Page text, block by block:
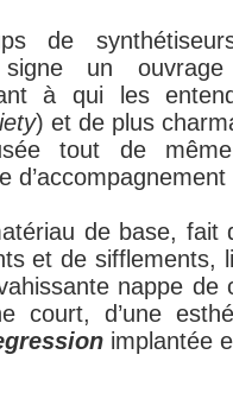
de
signe un
à qui les
) et de plus
tout de
d’accompagnement
de base, fait
et de sifflements,
nappe de
court, d’une
implantée